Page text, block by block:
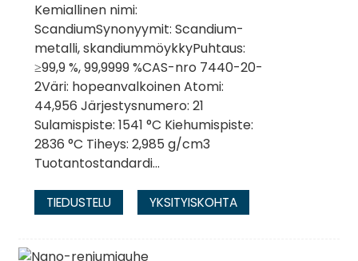
Kemiallinen nimi:
ScandiumSynonyymit: Scandium-
metalli, skandiummöykkyPuhtaus:
≥99,9 %, 99,9999 %CAS-nro 7440-20-
2Väri: hopeanvalkoinen Atomi:
44,956 Järjestysnumero: 21
Sulamispiste: 1541 °C Kiehumispiste:
2836 °C Tiheys: 2,985 g/cm3
Tuotantostandardi...
TIEDUSTELU YKSITYISKOHTA